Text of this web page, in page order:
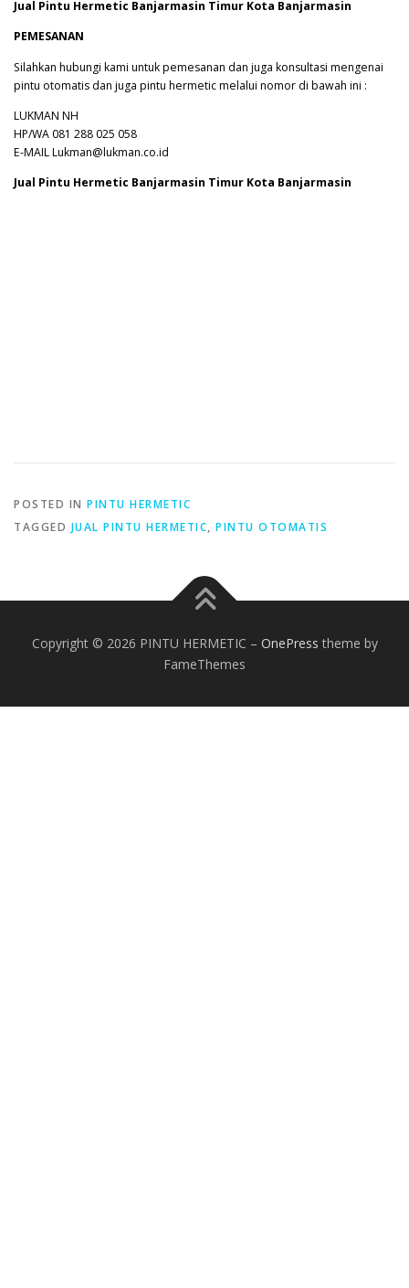
Jual Pintu Hermetic Banjarmasin Timur Kota Banjarmasin
PEMESANAN
Silahkan hubungi kami untuk pemesanan dan juga konsultasi mengenai
pintu otomatis dan juga pintu hermetic melalui nomor di bawah ini :
LUKMAN NH
HP/WA 081 288 025 058
E-MAIL Lukman@lukman.co.id
Jual Pintu Hermetic Banjarmasin Timur Kota Banjarmasin
POSTED IN PINTU HERMETIC
TAGGED JUAL PINTU HERMETIC, PINTU OTOMATIS
Copyright © 2026 PINTU HERMETIC – OnePress theme by
FameThemes